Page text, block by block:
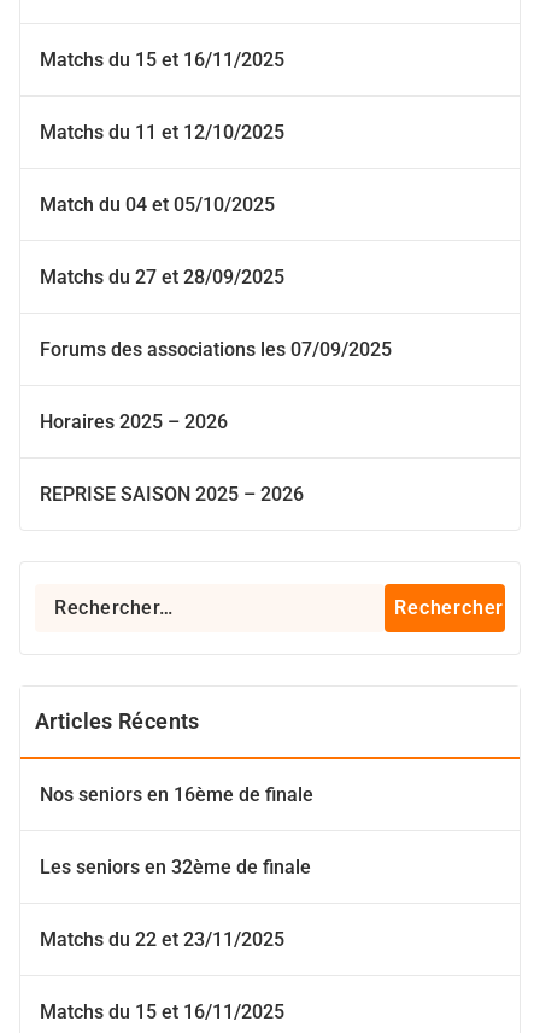
Matchs du 15 et 16/11/2025
Matchs du 11 et 12/10/2025
Match du 04 et 05/10/2025
Matchs du 27 et 28/09/2025
Forums des associations les 07/09/2025
Horaires 2025 – 2026
REPRISE SAISON 2025 – 2026
Rechercher :
Articles Récents
Nos seniors en 16ème de finale
Les seniors en 32ème de finale
Matchs du 22 et 23/11/2025
Matchs du 15 et 16/11/2025